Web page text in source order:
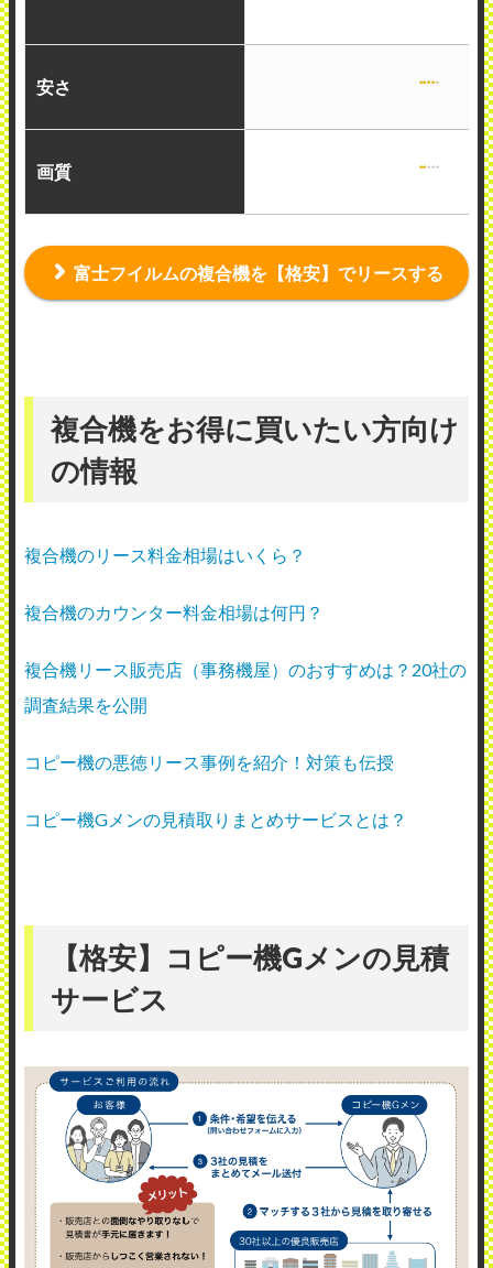
安さ
画質
富士フイルムの複合機を【格安】でリースする
複合機をお得に買いたい方向け
の情報
複合機のリース料金相場はいくら？
複合機のカウンター料金相場は何円？
複合機リース販売店（事務機屋）のおすすめは？20社の
調査結果を公開
コピー機の悪徳リース事例を紹介！対策も伝授
コピー機Gメンの見積取りまとめサービスとは？
【格安】コピー機Gメンの見積
サービス